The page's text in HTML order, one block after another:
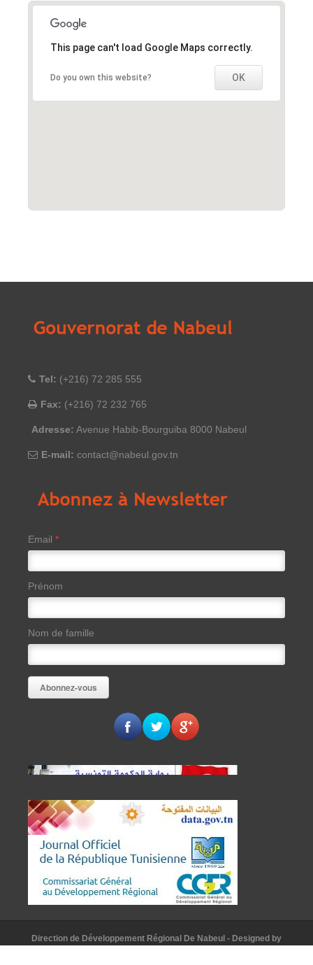
This page can't load Google Maps correctly.
Do you own this website? OK
Tel: (+216) 72 285 555
Fax: (+216) 72 232 765
Adresse: Avenue Habib-Bourguiba 8000 Nabeul
E-mail: contact@nabeul.gov.tn
Email *
Prénom
Nom de famille
Direction de Développement Régional De Nabeul - Designed by